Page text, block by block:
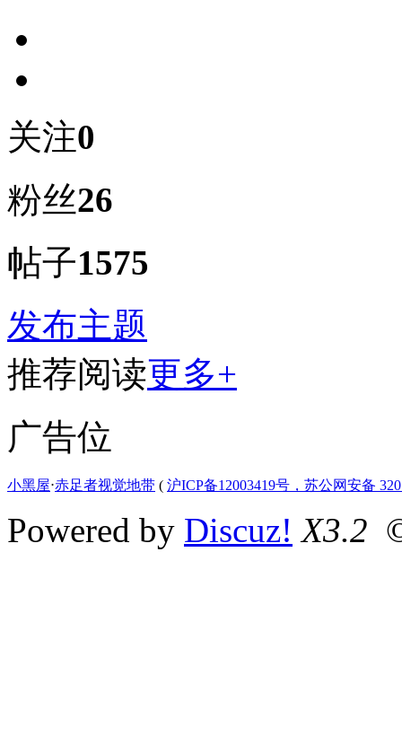
关注0
粉丝26
帖子1575
发布主题
推荐阅读更多+
广告位
小黑屋⋅赤足者视觉地带 ( 沪ICP备12003419号，苏公网安备
Powered by Discuz! X3.2